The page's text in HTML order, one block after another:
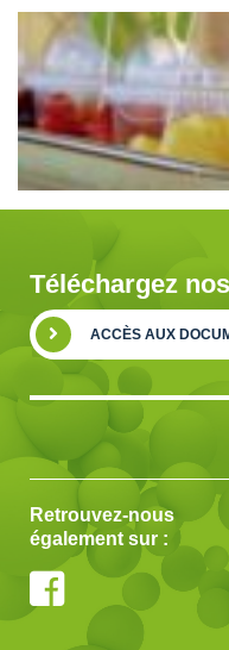
Téléchargez
ACCÈS AUX
Retrouvez-nous
également sur :